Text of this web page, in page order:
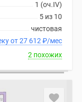
1 (оч.IV)
5 из 10
чистовая
В ипотеку от 27 612 ₽/мес
2 похожих